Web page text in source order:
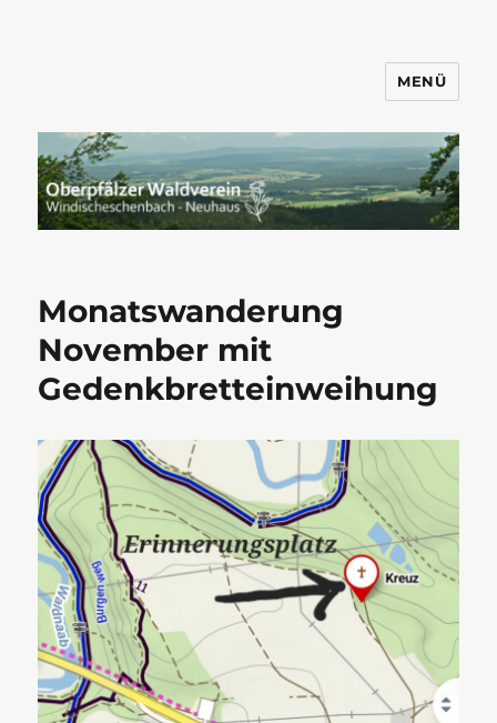
Windischeschenbach-Neuhaus
MENÜ
Monatswanderung
November mit
Gedenkbretteinweihung